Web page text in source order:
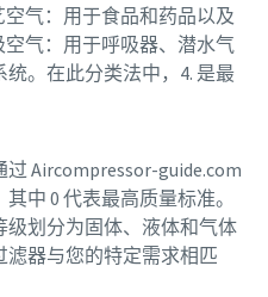
气：用于食品和药品以及
气：用于呼吸器、潜水气
。在此分类法中，4. 是最
Aircompressor-guide.com
中 0 代表最高质量标准。
划分为固体、液体和气体
滤器与您的特定需求相匹